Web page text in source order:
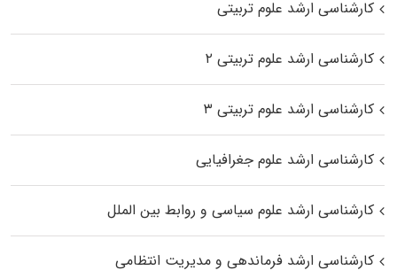
کارشناسی ارشد علوم تربیتی
کارشناسی ارشد علوم تربیتی ۲
کارشناسی ارشد علوم تربیتی ۳
کارشناسی ارشد علوم جغرافیایی
کارشناسی ارشد علوم سیاسی و روابط بین الملل
کارشناسی ارشد فرماندهی و مدیریت انتظامی